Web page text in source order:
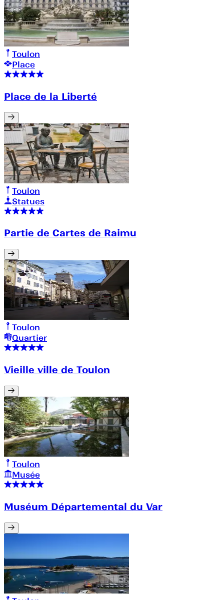
Toulon
Place
Place de la Liberté
Toulon
Statues
Partie de Cartes de Raimu
Toulon
Quartier
Vieille ville de Toulon
Toulon
Musée
Muséum Départemental du Var